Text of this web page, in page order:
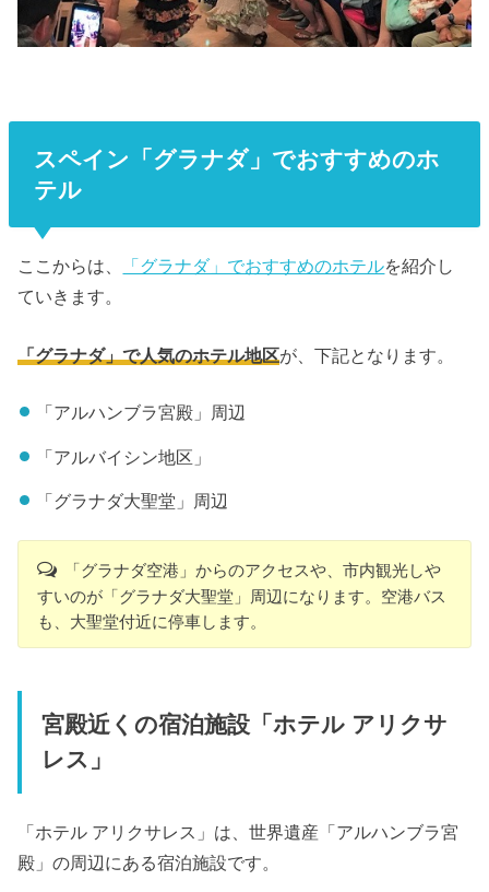
スペイン「グラナダ」でおすすめのホ
テル
ここからは、 「グラナダ」でおすすめのホテルを紹介し
ていきます。
「グラナダ」で人気のホテル地区が、下記となります。
「アルハンブラ宮殿」周辺
「アルバイシン地区」
「グラナダ大聖堂」周辺
「グラナダ空港」からのアクセスや、市内観光しや
すいのが「グラナダ大聖堂」周辺になります。空港バス
も、大聖堂付近に停車します。
宮殿近くの宿泊施設「ホテル アリクサ
レス」
「ホテル アリクサレス」は、世界遺産「アルハンブラ宮
殿」の周辺にある宿泊施設です。